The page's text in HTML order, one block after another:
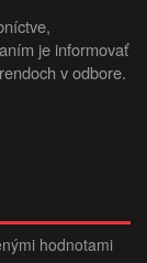
je informovať
v odbore.
hodnotami